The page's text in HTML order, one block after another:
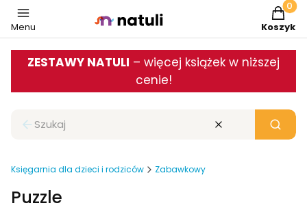
Menu Koszyk
ZESTAWY NATULI – więcej książek w niższej
cenie!
Zamknij wyszukiwarkę Wyczyść Szukaj
Księgarnia dla dzieci i rodziców Zabawkowy
Puzzle